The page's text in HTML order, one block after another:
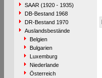
SAAR (1920 - 1935)
DB-Bestand 1968
DR-Bestand 1970
Auslandsbestände
Belgien
Bulgarien
Luxemburg
Niederlande
Österreich